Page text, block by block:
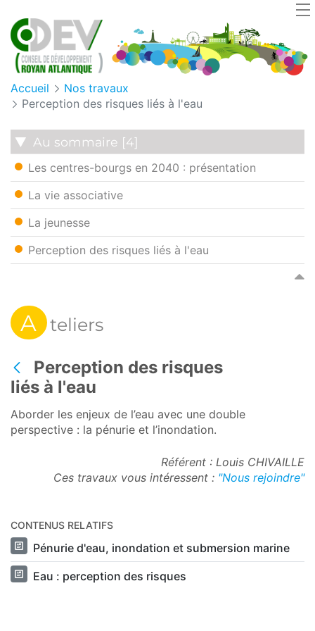
Accueil
Nos travaux
Perception des risques liés à l'eau
Au sommaire [4]
Les centres-bourgs en 2040 : présentation
La vie associative
La jeunesse
Perception des risques liés à l'eau
A teliers
Retour
Perception des risques
liés à l'eau
Aborder les enjeux de l’eau avec une double
perspective : la pénurie et l’inondation.
Référent : Louis CHIVAILLE
Ces travaux vous intéressent : "Nous rejoindre"
CONTENUS RELATIFS
Pénurie d'eau, inondation et submersion marine
Eau : perception des risques